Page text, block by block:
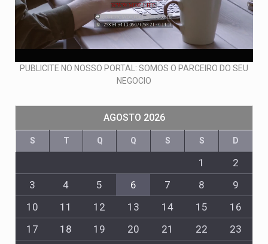
PUBLICITE NO NOSSO PORTAL: SOMOS O PARCEIRO DO SEU
NEGOCIO
AGOSTO 2026
S T Q Q S S D
1
2
3
4 5 6 7 8
9
10
11 12 13 14 15
16
17
18 19 20 21 22
23